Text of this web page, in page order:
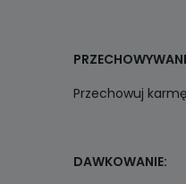
Przechowuj
DAWKOWANIE: